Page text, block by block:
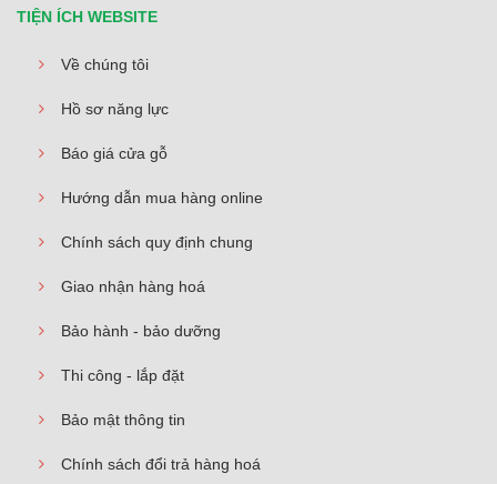
TIỆN ÍCH WEBSITE
Về chúng tôi
Hồ sơ năng lực
Báo giá cửa gỗ
Hướng dẫn mua hàng online
Chính sách quy định chung
Giao nhận hàng hoá
Bảo hành - bảo dưỡng
Thi công - lắp đặt
Bảo mật thông tin
Chính sách đổi trả hàng hoá